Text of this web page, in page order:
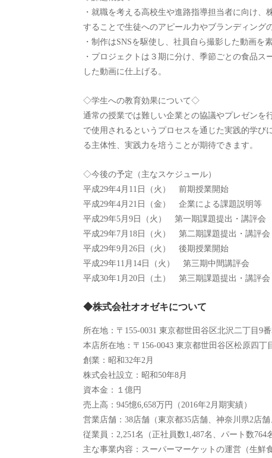
・就職を考える高校生や進路指導担当者に向け
することで生徒へのアピール力やブランディング
・制作はSNSを駆使し、社員自ら撮影した動画を
・プロジェクトは３期に分け、季節ごとの食品
した動画に仕上げる。
◇学生への教育効果について◇
通常の授業では難しい企業との協議やプレゼンを
で使用されるというプロセスを通じた実践的学
る主体性、実践力を培うことが期待できます。
◇今後の予定（主なスケジュール）
平成29年4月11日（火） 前期授業開始
平成29年4月21日（金） 企業による課題説明等
平成29年5月9日（火） 第一期課題提出・講評会
平成29年7月18日（火） 第二期課題提出・講評会
平成29年9月26日（火） 後期授業開始
平成29年11月14日（火） 第三期中間講評会
平成30年1月20日（土） 第三期課題提出・講評会
◆株式会社オオゼキについて
所在地：〒155-0031 東京都世田谷区北沢二丁目9
本店所在地：〒156-0043 東京都世田谷区松原四丁
創業：昭和32年2月
株式会社設立：昭和50年8月
資本金：１億円
売上高：945憶6,658万円（2016年2月期実績）
営業店舗：38店舗（東京都35店舗、神奈川県2店舗
従業員：2,251名（正社員数1,487名、パート数764
主な事業内容：スーパーマーケットの運営（生鮮